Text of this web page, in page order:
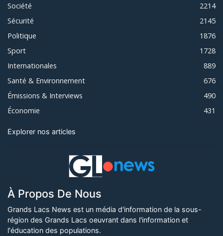
Société
2214
Sécurité
2145
Politique
1876
Sport
1728
Internationales
889
Santé & Environnement
676
Émissions & Interviews
490
Économie
431
Explorer nos articles
À Propos De Nous
Grands Lacs News est un média d'information de la sous-
région des Grands Lacs oeuvrant dans l'information et
l'éducation des populations.